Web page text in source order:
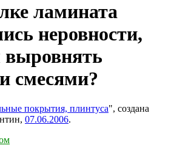
ламината
неровности,
смесями?
покрытия, плинтуса", создана
, 07.06.2006.